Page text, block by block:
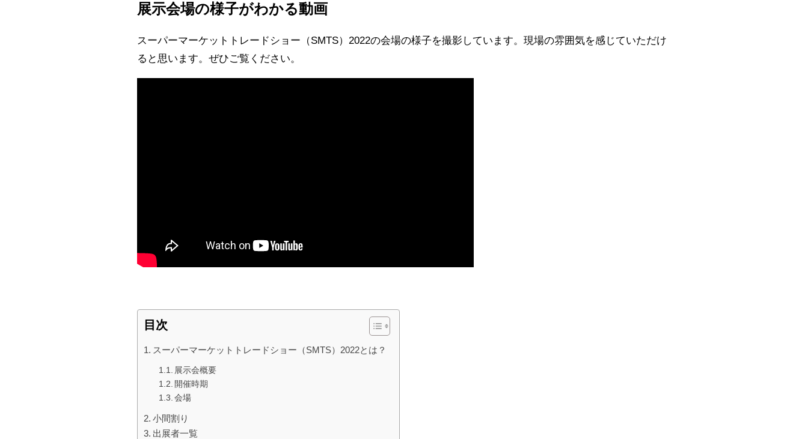
展示会場の様子がわかる動画
スーパーマーケットトレードショー（SMTS）2022の会場の様子を撮影しています。現場の雰囲気を感じていただけ
ると思います。ぜひご覧ください。
目次
スーパーマーケットトレードショー（SMTS）2022とは？
展示会概要
開催時期
会場
小間割り
出展者一覧